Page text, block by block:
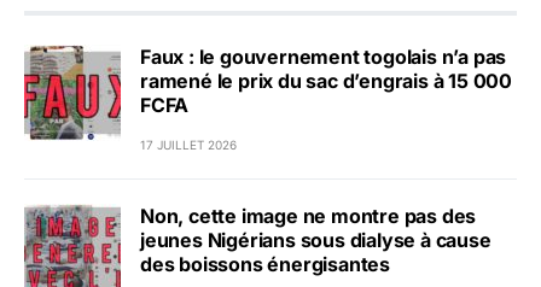
Faux : le gouvernement togolais n’a pas
ramené le prix du sac d’engrais à 15 000
FCFA
17 JUILLET 2026
Non, cette image ne montre pas des
jeunes Nigérians sous dialyse à cause
des boissons énergisantes